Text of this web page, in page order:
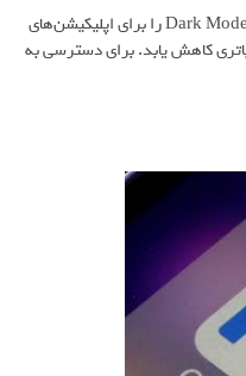
اگر تمایل ندارید از این امکان مفید استفاده کنید، یک گزینه دیگر هم برای شما وجود دارد. می‌توانید وضعیت تاریک یا Dark Mode را برای اپلیکیشن‌های
کاهش یابد. برای دسترسی به